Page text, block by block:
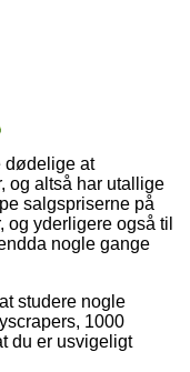
dødelige at
og altså har utallige
salgspriserne på
og yderligere også til
nogle gange
studere nogle
1000
du er usvigeligt